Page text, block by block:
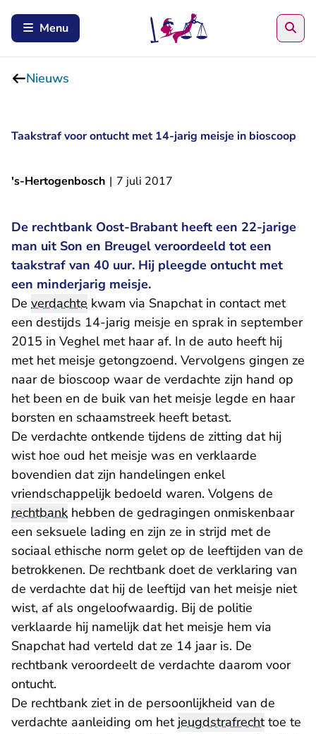
Menu
Nieuws
Taakstraf voor ontucht met 14-jarig meisje in bioscoop
's-Hertogenbosch | 7 juli 2017
De rechtbank Oost-Brabant heeft een 22-jarige
man uit Son en Breugel veroordeeld tot een
taakstraf van 40 uur. Hij pleegde ontucht met
een minderjarig meisje.
De verdachte kwam via Snapchat in contact met
een destijds 14-jarig meisje en sprak in september
2015 in Veghel met haar af. In de auto heeft hij
met het meisje getongzoend. Vervolgens gingen ze
naar de bioscoop waar de verdachte zijn hand op
het been en de buik van het meisje legde en haar
borsten en schaamstreek heeft betast.
De verdachte ontkende tijdens de zitting dat hij
wist hoe oud het meisje was en verklaarde
bovendien dat zijn handelingen enkel
vriendschappelijk bedoeld waren. Volgens de
rechtbank hebben de gedragingen onmiskenbaar
een seksuele lading en zijn ze in strijd met de
sociaal ethische norm gelet op de leeftijden van de
betrokkenen. De rechtbank doet de verklaring van
de verdachte dat hij de leeftijd van het meisje niet
wist, af als ongeloofwaardig. Bij de politie
verklaarde hij namelijk dat het meisje hem via
Snapchat had verteld dat ze 14 jaar is. De
rechtbank veroordeelt de verdachte daarom voor
ontucht.
De rechtbank ziet in de persoonlijkheid van de
verdachte aanleiding om het jeugdstrafrechttoe te